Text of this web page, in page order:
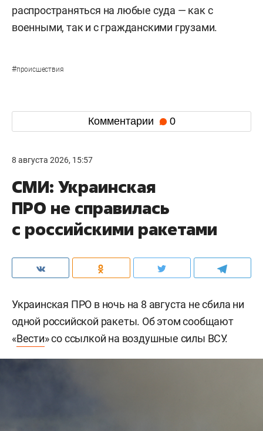
распространяться на любые суда — как с
военными, так и с гражданскими грузами.
#происшествия
Комментарии 0
8 августа 2026, 15:57
СМИ: Украинская
ПРО не справилась
с российскими ракетами
Украинская ПРО в ночь на 8 августа не сбила ни
одной российской ракеты. Об этом сообщают
«Вести» со ссылкой на воздушные силы ВСУ.